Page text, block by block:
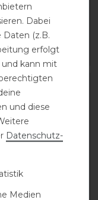
| 132,00 € / Liter
MERKEN
Dabei
(z.B.
erfolgt
und kann mit
und diese
Daten­schutz­
Medien